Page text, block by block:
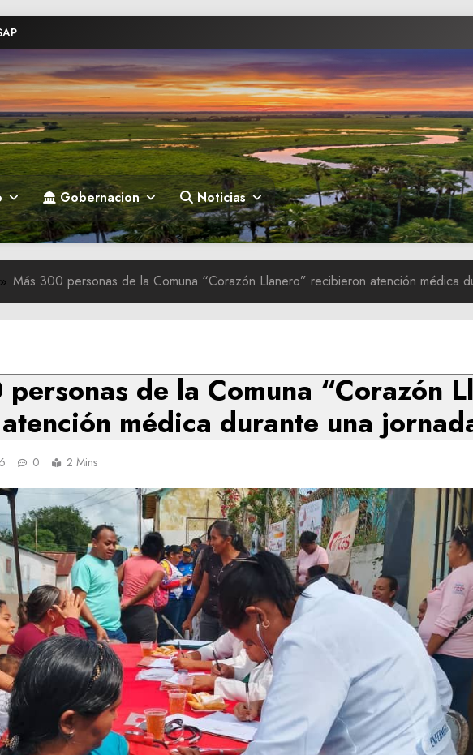
Gobernacion Noticias
Más 300 personas de la Comuna “Corazón Llanero” recibieron atención médica
de la Comuna “Corazón
atención médica durante una
0 2 Mins